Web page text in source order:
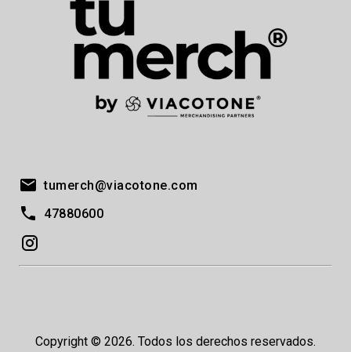
tumerch@viacotone.com
47880600
Copyright © 2026. Todos los derechos reservados.